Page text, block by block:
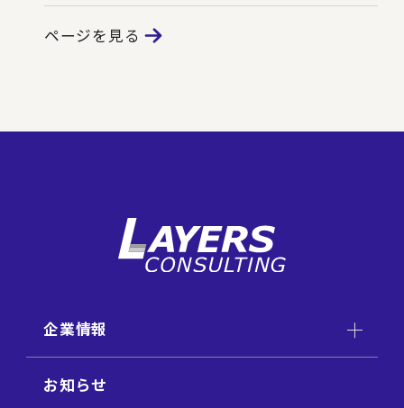
ページを見る
企業情報
お知らせ